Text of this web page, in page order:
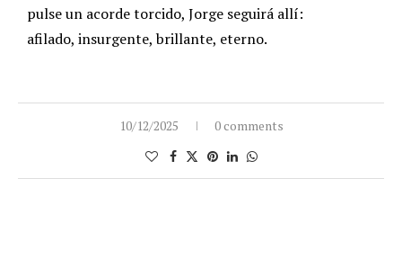
pulse un acorde torcido, Jorge seguirá allí:
afilado, insurgente, brillante, eterno.
10/12/2025 0 comments